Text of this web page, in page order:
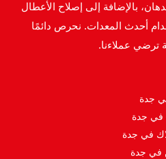
بالإضافة إلى إصلاح الأعطال
أحدث المعدات. نحرص دائمًا
ترضي عملاءنا.
جدة
في جدة
في جدة
في جدة